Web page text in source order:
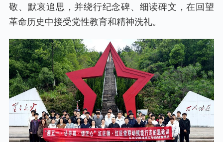
敬、默哀追思，并绕行纪念碑、细读碑文，在回望
革命历史中接受党性教育和精神洗礼。